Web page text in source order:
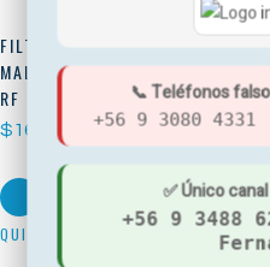
FILTRO DE PARTÍCULAS DE
MALLA AUTOLIMPIANTE TOP
RF DE 3/4
$165.000
AÑADIR AL CARRITO
QUICK VIEW
📞 Teléfonos
+56 9 3080
✅ Único
+56 9 3488